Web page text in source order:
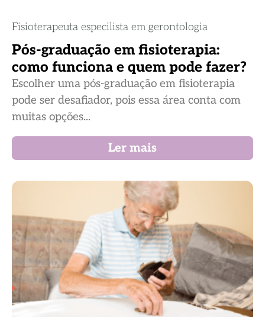
Fisioterapeuta especilista em gerontologia
Pós-graduação em fisioterapia:
como funciona e quem pode fazer?
Escolher uma pós-graduação em fisioterapia
pode ser desafiador, pois essa área conta com
muitas opções...
Ler mais